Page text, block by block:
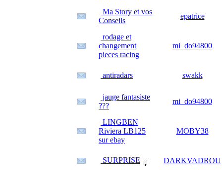
Ma Story et vos
Conseils
epatrice
rodage et
changement
pieces racing
mi_do94800
antiradars swakk
jauge fantasiste
???
mi_do94800
LINGBEN
Riviera LB125
sur ebay
MOBY38
SURPRISE DARKVADROU